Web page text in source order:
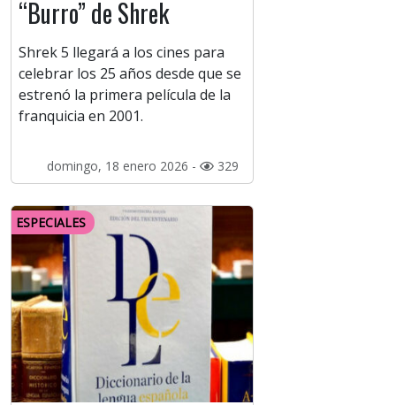
“Burro” de Shrek
Shrek 5 llegará a los cines para
celebrar los 25 años desde que se
estrenó la primera película de la
franquicia en 2001.
domingo, 18 enero 2026 - 329
ESPECIALES